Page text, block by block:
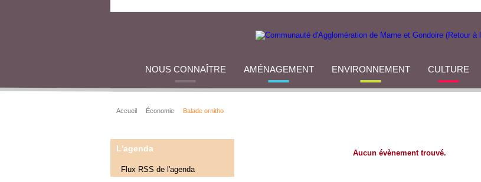
NOUS CONNAÎTRE AMÉNAGEMENT ENVIRONNEMENT CULTURE
Accueil Économie Balade ornitho
L'agenda
Flux RSS de l'agenda
Aucun évènement trouvé.